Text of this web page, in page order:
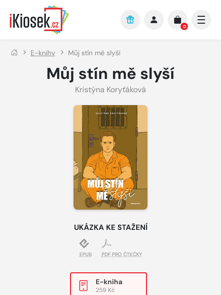
Přejít na hlavní obsah
0
E-knihy Můj stín mě slyší
Můj stín mě slyší
Kristýna Koryťáková
UKÁZKA KE STAŽENÍ
EPUB PDF PRO ČTEČKY
E-kniha
259 Kč